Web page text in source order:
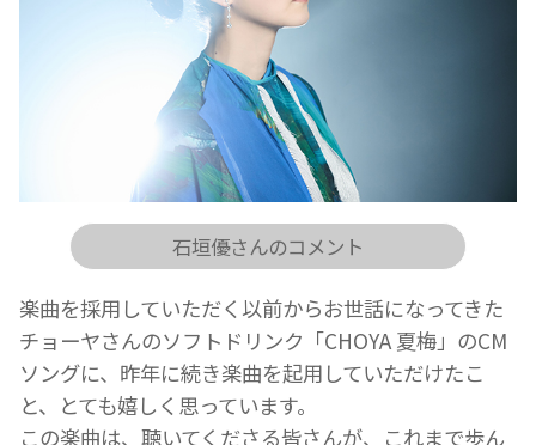
石垣優さんのコメント
楽曲を採用していただく以前からお世話になってきた
チョーヤさんのソフトドリンク「CHOYA 夏梅」のCM
ソングに、昨年に続き楽曲を起用していただけたこ
と、とても嬉しく思っています。
この楽曲は、聴いてくださる皆さんが、これまで歩ん